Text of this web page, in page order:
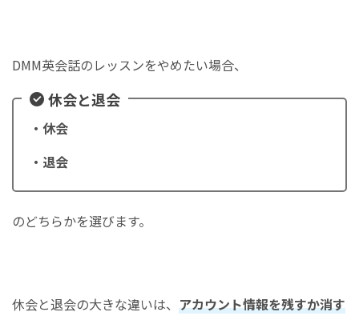
DMM英会話のレッスンをやめたい場合、
休会と退会
・休会
・退会
のどちらかを選びます。
休会と退会の大きな違いは、 アカウント情報を残すか消す